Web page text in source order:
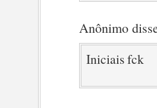
Anônimo
Iniciais fck